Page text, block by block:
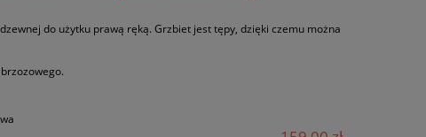
do użytku prawą ręką. Grzbiet jest tępy, dzięki czemu można